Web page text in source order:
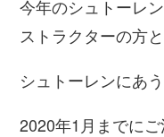
今年のシュトーレ
ストラクターの方
シュトーレンにあ
2020年1月までに